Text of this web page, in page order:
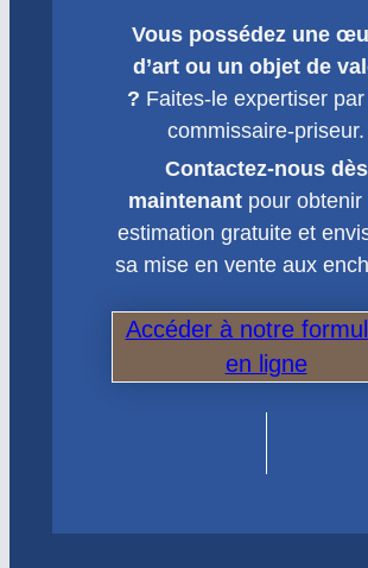
Vous possédez une
d’art ou un objet de
? Faites-le expertiser
commissaire-priseur.
Contactez-nous dès
maintenant pour obtenir
estimation gratuite et
sa mise en vente aux
Accéder à notre
en ligne